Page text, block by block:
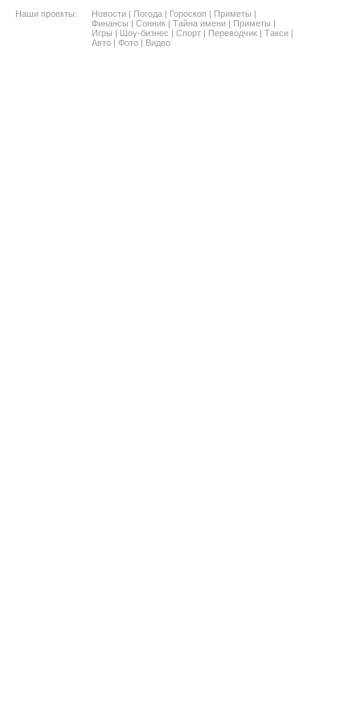
Наши проекты:
Новости | Погода | Гороскоп | Приметы |
Финансы | Сонник | Тайна имени | Приметы |
Игры | Шоу-бизнес | Спорт | Переводчик | Такси |
Авто | Фото | Видео